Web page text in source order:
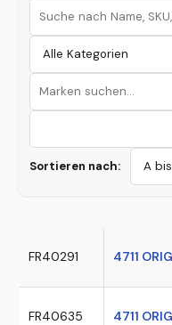
Sortieren nach:
FR40291 4711
FR40635 4711